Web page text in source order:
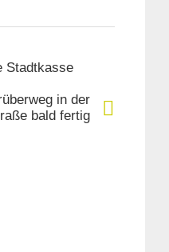
Stadtkasse
in der
bald fertig